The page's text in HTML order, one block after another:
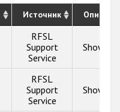
Источник
RFSL
Support
Service
Show
RFSL
Support
Service
Show